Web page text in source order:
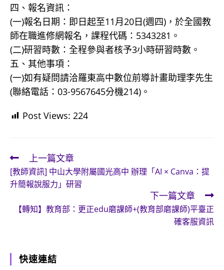
四、報名資訊：
(一)報名日期：即日起至11月20日(週四)，於全國教
師在職進修網報名，課程代碼：5343281。
(二)研習時數：全程參與者核予3小時研習時數。
五、其他事項：
(一)如有疑問請洽羅東高中數位前導計畫助理李先生
(聯絡電話：03-9567645分機214)。
Post Views: 224
Read
more
articles
上一篇文章
[教師資訊] 中山大學附屬國光高中 辦理「AI × Canva：提
升簡報說服力」研習
下一篇文章
【轉知】教育部：更正edu磨課師+(教育部磨課師)平臺正
確客服資訊
快速連結